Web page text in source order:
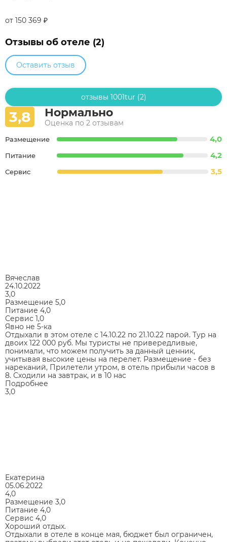
от 150 369 ₽
Отзывы об отеле (2)
Оставить отзыв
отзывы 1001tur (2)
3,8 Нормально
Оценка по 2 отзывам
Размещение 4,0
Питание 4,2
Сервис 3,5
Вячеслав
24.10.2022
3,0
Размещение 5,0
Питание 4,0
Сервис 1,0
Явно не 5-ка
Отдыхали в этом отеле с 14.10.22 по 21.10.22 парой. Тур на
двоих 122 000 руб. Мы туристы не привередливые,
понимали, что можем получить за данный ценник,
учитывая высокие цены на перелет. Размещение - без
нареканий, Прилетели утром, в отель прибыли часов в
8. Сходили на завтрак, и в 10 нас
Подробнее
3,0
Екатерина
05.06.2022
4,0
Размещение 3,0
Питание 4,0
Сервис 4,0
Хороший отдых.
Отдыхали в отеле в конце мая, бюджет был ограничен,